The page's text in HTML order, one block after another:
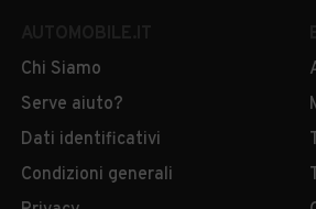
Chi Siamo
Serve aiuto?
Dati identificativi
Condizioni generali